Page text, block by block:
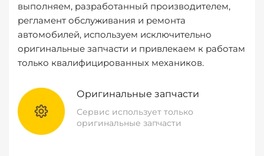
выполняем, разработанный производителем,
регламент обслуживания и ремонта
автомобилей, используем исключительно
оригинальные запчасти и привлекаем к работам
только квалифицированных механиков.
Оригинальные запчасти
Сервис использует только
оригинальные запчасти